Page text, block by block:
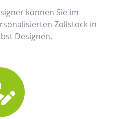
können Sie im
Zollstock in
Designen.